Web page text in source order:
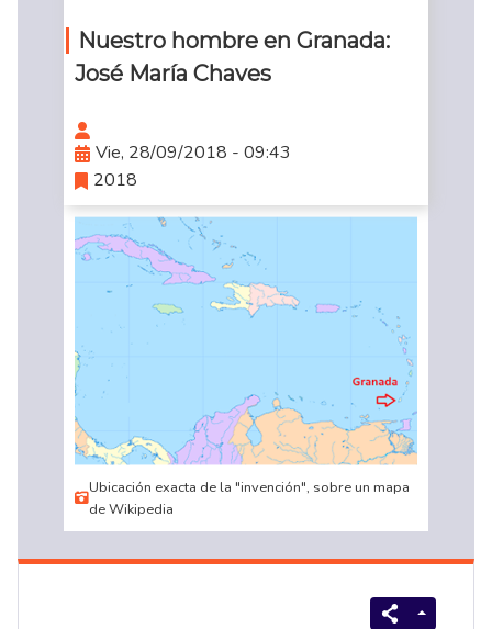
Nuestro hombre en Granada:
José María Chaves
Vie, 28/09/2018 - 09:43
2018
Ubicación exacta de la "invención", sobre un mapa
de Wikipedia